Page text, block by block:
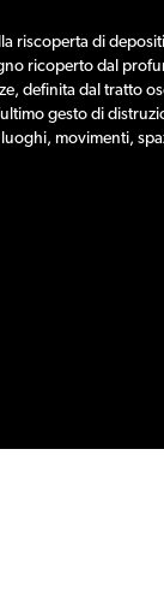
riscoperta di
ricoperto dal
definita dal tratto
gesto di
movimenti,